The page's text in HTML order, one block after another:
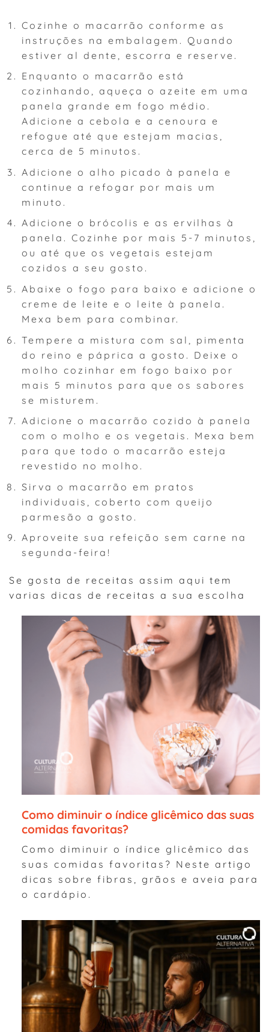
Cozinhe o macarrão conforme as
instruções na embalagem. Quando
estiver al dente, escorra e reserve.
Enquanto o macarrão está
cozinhando, aqueça o azeite em uma
panela grande em fogo médio.
Adicione a cebola e a cenoura e
refogue até que estejam macias,
cerca de 5 minutos.
Adicione o alho picado à panela e
continue a refogar por mais um
minuto.
Adicione o brócolis e as ervilhas à
panela. Cozinhe por mais 5-7 minutos,
ou até que os vegetais estejam
cozidos a seu gosto.
Abaixe o fogo para baixo e adicione o
creme de leite e o leite à panela.
Mexa bem para combinar.
Tempere a mistura com sal, pimenta
do reino e páprica a gosto. Deixe o
molho cozinhar em fogo baixo por
mais 5 minutos para que os sabores
se misturem.
Adicione o macarrão cozido à panela
com o molho e os vegetais. Mexa bem
para que todo o macarrão esteja
revestido no molho.
Sirva o macarrão em pratos
individuais, coberto com queijo
parmesão a gosto.
Aproveite sua refeição sem carne na
segunda-feira!
Se gosta de receitas assim aqui tem
varias dicas de receitas a sua escolha
Como diminuir o índice glicêmico das suas
comidas favoritas?
Como diminuir o índice glicêmico das
suas comidas favoritas? Neste artigo
dicas sobre fibras, grãos e aveia para
o cardápio.